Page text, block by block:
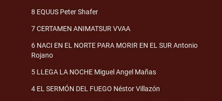
8 EQUUS Peter Shafer
7 CERTAMEN ANIMATSUR VVAA
6 NACI EN EL NORTE PARA MORIR EN EL SUR Antonio
Rojano
5 LLEGA LA NOCHE Miguel Angel Mañas
4 EL SERMÓN DEL FUEGO Néstor Villazón